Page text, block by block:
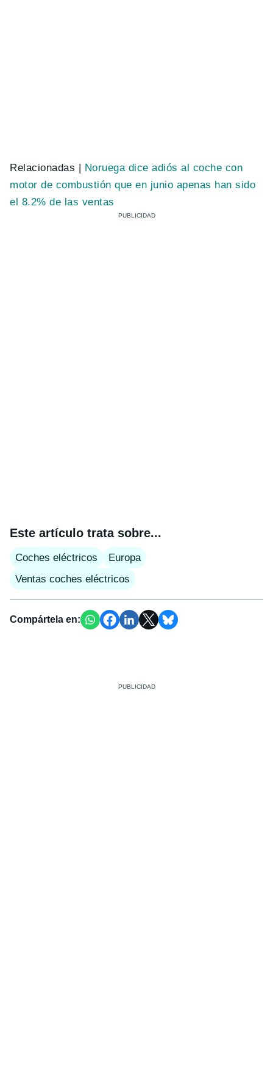
Relacionadas | Noruega dice adiós al coche con
motor de combustión que en junio apenas han sido
el 8.2% de las ventas
Este artículo trata sobre...
Coches eléctricos
Europa
Ventas coches eléctricos
Compártela en: